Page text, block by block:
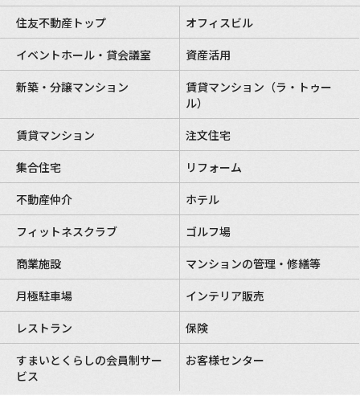
住友不動産トップ
オフィスビル
イベントホール・貸会議室
資産活用
新築・分譲マンション
賃貸マンション（ラ・トゥー
ル）
賃貸マンション
注文住宅
集合住宅
リフォーム
不動産仲介
ホテル
フィットネスクラブ
ゴルフ場
商業施設
マンションの管理・修繕等
月極駐車場
インテリア販売
レストラン
保険
すまいとくらしの会員制サー
ビス
お客様センター